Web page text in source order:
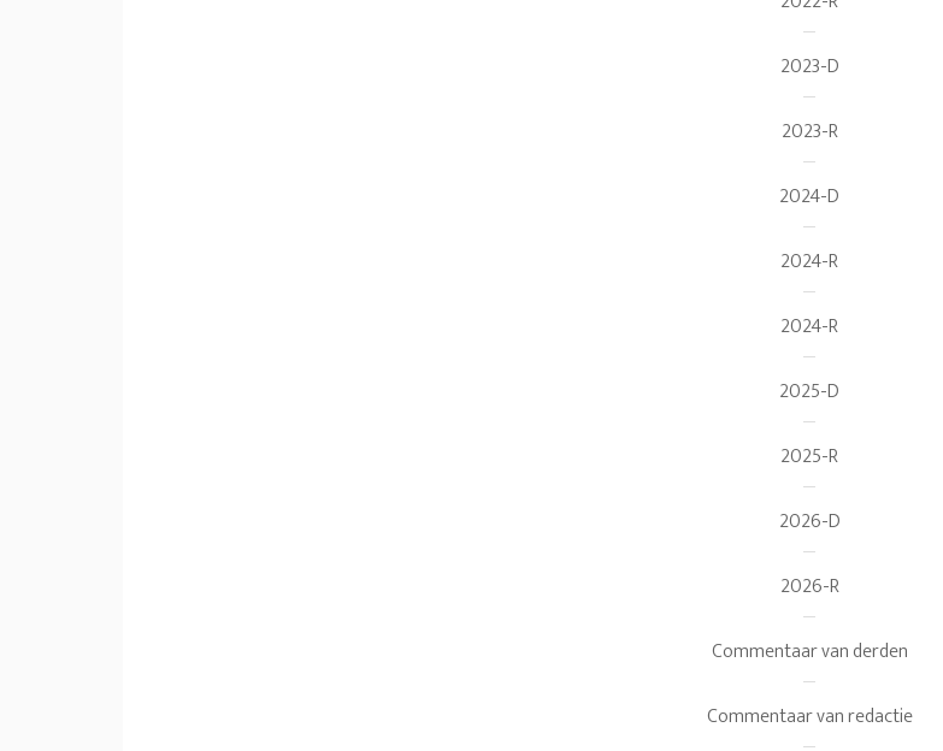
2023-D
2023-R
2024-D
2024-R
2024-R
2025-D
2025-R
2026-D
2026-R
Commentaar van derden
Commentaar van redactie